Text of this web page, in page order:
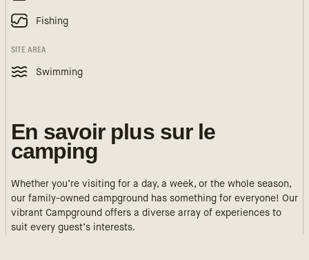
Fishing
SITE AREA
Swimming
En savoir plus sur le
camping
Whether you’re visiting for a day, a week, or the whole season,
our family-owned campground has something for everyone! Our
vibrant Campground offers a diverse array of experiences to
suit every guest’s interests.